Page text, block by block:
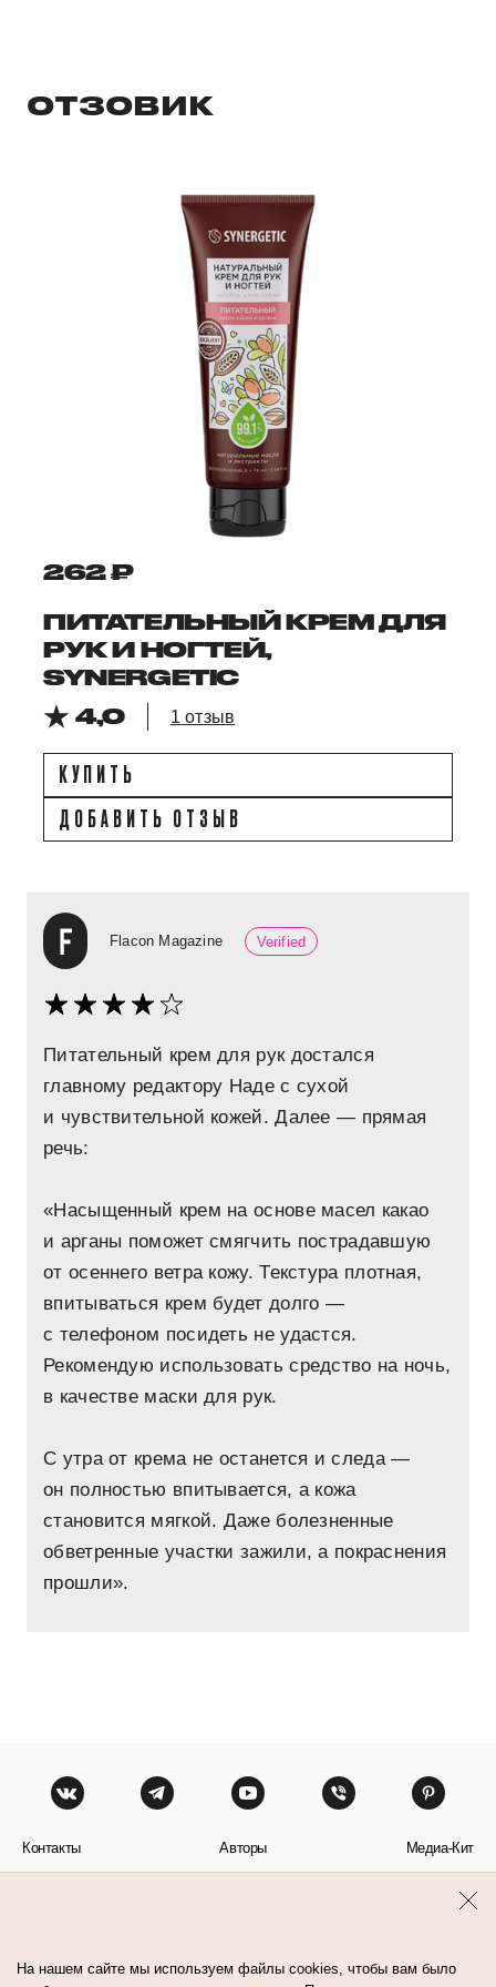
ОТЗОВИК
262 ₽
ПИТАТЕЛЬНЫЙ КРЕМ ДЛЯ
РУК И НОГТЕЙ,
SYNERGETIC
4,0
1 отзыв
КУПИТЬ
ДОБАВИТЬ ОТЗЫВ
Flacon Magazine Verified
Питательный крем для рук достался
главному редактору Наде с сухой
и чувствительной кожей. Далее — прямая
речь:
«Насыщенный крем на основе масел какао
и арганы поможет смягчить пострадавшую
от осеннего ветра кожу. Текстура плотная,
впитываться крем будет долго —
с телефоном посидеть не удастся.
Рекомендую использовать средство на ночь,
в качестве маски для рук.
С утра от крема не останется и следа —
он полностью впитывается, а кожа
становится мягкой. Даже болезненные
обветренные участки зажили, а покраснения
прошли».
Контакты Авторы Медиа-Кит
На нашем сайте мы используем файлы cookies, чтобы вам было